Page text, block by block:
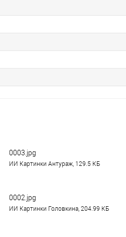
0003.jpg
ИИ Картинки Антураж, 129.5 КБ
0002.jpg
ИИ Картинки Головкина, 204.99 КБ